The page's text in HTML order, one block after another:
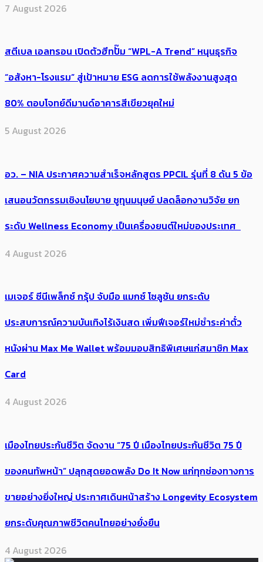
7 August 2026
สตีเบล เอลทรอน เปิดตัวฮีทปั๊ม “WPL-A Trend” หนุนธุรกิจ
“อสังหา-โรงแรม” สู่เป้าหมาย ESG ลดการใช้พลังงานสูงสุด
80% ตอบโจทย์ดีมานด์อาคารสีเขียวยุคใหม่
5 August 2026
อว. – NIA ประกาศความสำเร็จหลักสูตร PPCIL รุ่นที่ 8 ดัน 5 ข้อ
เสนอนวัตกรรมเชิงนโยบาย ชูทุนมนุษย์ ปลดล็อกงานวิจัย ยก
ระดับ Wellness Economy เป็นเครื่องยนต์ใหม่ของประเทศ
4 August 2026
เมเจอร์ ซีนีเพล็กซ์ กรุ้ป จับมือ แมกซ์ โซลูชัน ยกระดับ
ประสบการณ์ความบันเทิงไร้เงินสด เพิ่มฟีเจอร์ใหม่ชำระค่าตั๋ว
หนังผ่าน Max Me Wallet พร้อมมอบสิทธิพิเศษแก่สมาชิก Max
Card
4 August 2026
เมืองไทยประกันชีวิต จัดงาน “75 ปี เมืองไทยประกันชีวิต 75 ปี
ของคนทัพหน้า” ปลุกสุดยอดพลัง Do It Now แก่ทุกช่องทางการ
ขายอย่างยิ่งใหญ่ ประกาศเดินหน้าสร้าง Longevity Ecosystem
ยกระดับคุณภาพชีวิตคนไทยอย่างยั่งยืน
4 August 2026